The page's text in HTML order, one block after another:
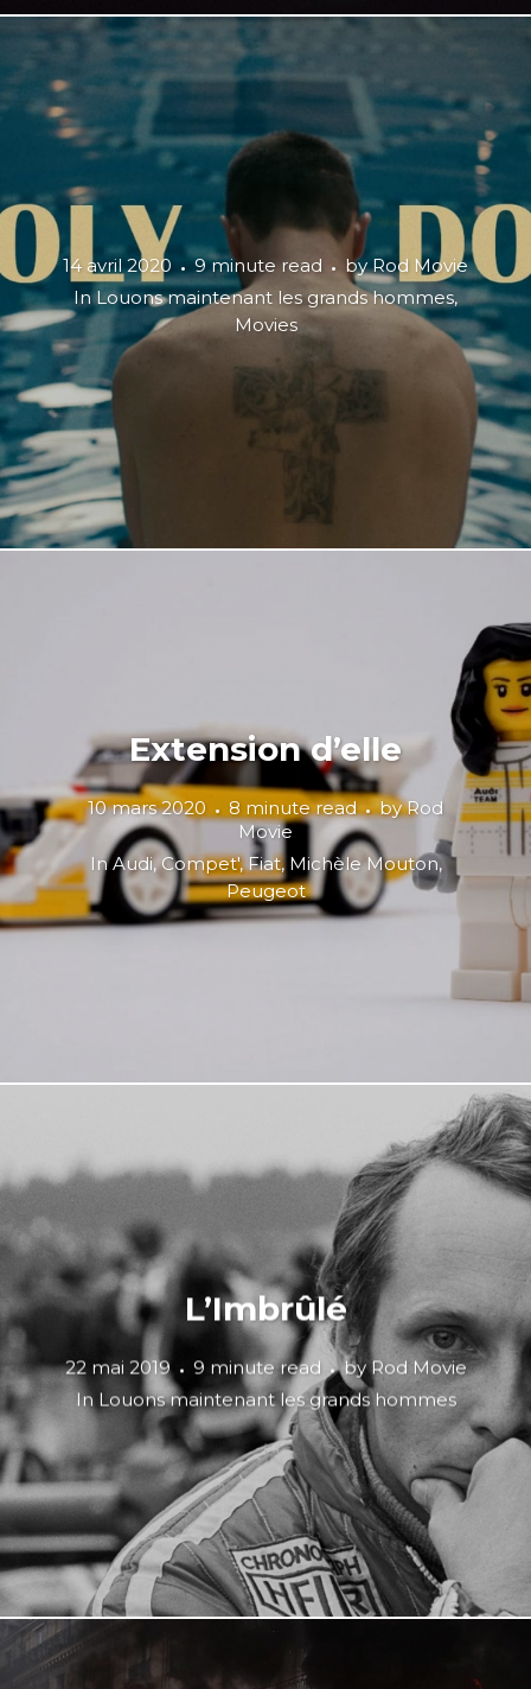
14 avril 2020 9 minute read byRod Movie
InLouons maintenant les grands hommes,
Movies
Extension d’elle
10 mars 2020 8 minute read byRod
Movie
InAudi,Compet',Fiat, Michèle Mouton,
Peugeot
L’Imbrûlé
22 mai 2019 9 minute read byRod Movie
In Louons maintenant les grands hommes